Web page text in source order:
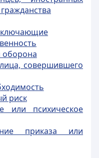
оборона
совершившего
риск
или психическое
приказа или